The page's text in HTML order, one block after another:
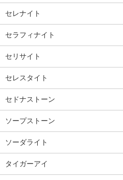
セレナイト
セラフィナイト
セリサイト
セレスタイト
セドナストーン
ソープストーン
ソーダライト
タイガーアイ